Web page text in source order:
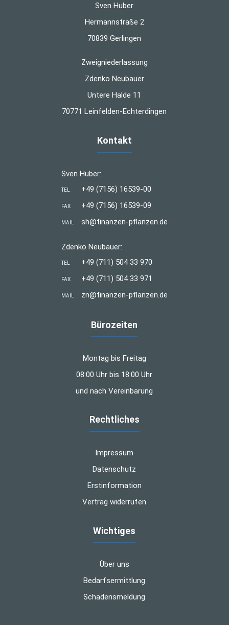
Sven Huber
Hermannstraße 2
70839 Gerlingen
Zweigniederlassung
Zdenko Neubauer
Untere Halde 11
70771 Leinfelden-Echterdingen
Kontakt
Sven Huber:
TEL +49 (7156) 16539-00
FAX +49 (7156) 16539-09
MAIL sh@finanzen-pflanzen.de
Zdenko Neubauer:
TEL +49 (711) 504 33 970
FAX +49 (711) 504 33 971
MAIL zn@finanzen-pflanzen.de
Bürozeiten
Montag bis Freitag
08:00 Uhr bis 18:00 Uhr
und nach Vereinbarung
Rechtliches
Impressum
Datenschutz
Erstinformation
Vertrag widerrufen
Wichtiges
Über uns
Bedarfsermittlung
Schadensmeldung